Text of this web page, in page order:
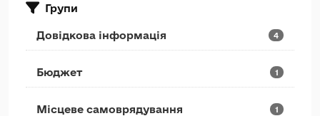
Групи
Довідкова інформація 4
Бюджет 1
Місцеве самоврядування 1